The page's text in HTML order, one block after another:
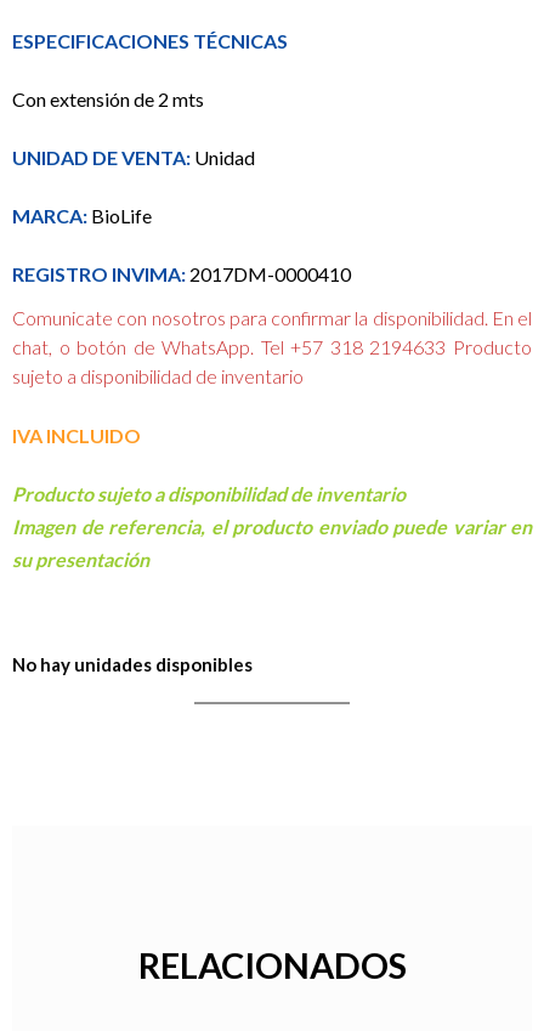
ESPECIFICACIONES TÉCNICAS
Con extensión de 2 mts
UNIDAD DE VENTA: Unidad
MARCA: BioLife
REGISTRO INVIMA: 2017DM-0000410
Comunicate con nosotros para confirmar la disponibilidad. En el
chat, o botón de WhatsApp. Tel +57 318 2194633 Producto
sujeto a disponibilidad de inventario
IVA INCLUIDO
Producto sujeto a disponibilidad de inventario
Imagen de referencia, el producto enviado puede variar en
su presentación
No hay unidades disponibles
RELACIONADOS